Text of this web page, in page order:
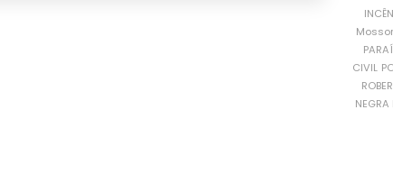
CIVIL
NEGRA